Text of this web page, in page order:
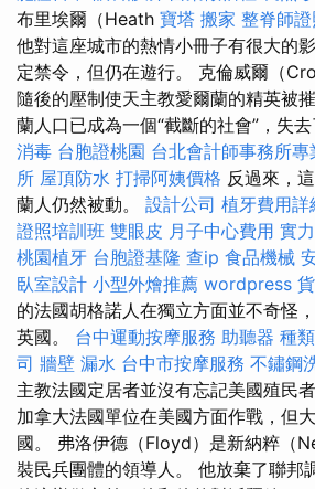
布里埃爾（Heath 寶塔 搬家 整脊師證
他對這座城市的熱情小冊子有很大的
定禁令，但仍在遊行。 克倫威爾（
隨後的壓制使天主教愛爾蘭的精英被
蘭人口已成為一個“截斷的社會”，失去
消毒 台胞證桃園 台北會計師事務所專
所 屋頂防水 打掃阿姨價格 反過來，
蘭人仍​​然被動。 設計公司 植牙費用詳
證照培訓班 雙眼皮 月子中心費用 實
桃園植牙 台胞證基隆 查ip 食品機械
臥室設計 小型外燴推薦 wordpress
的法國胡格諾人在獨立方面並不奇怪
英國。 台中運動按摩服務 助聽器 種類
司 牆壁 漏水 台中市按摩服務 不鏽鋼
主教法國定居者並沒有忘記美國殖民
加拿大法國單位在美國方面作戰，但
國。 弗洛伊德（Floyd）是新納粹（
裝民兵團體的領導人。 他放棄了聯邦